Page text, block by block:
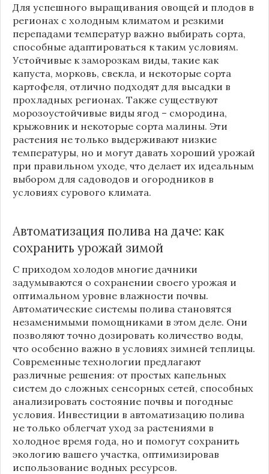
Для успешного выращивания овощей и плодов в
регионах с холодным климатом и резкими
перепадами температур важно выбирать сорта,
способные адаптироваться к таким условиям.
Устойчивые к заморозкам виды, такие как
капуста, морковь, свекла, и некоторые сорта
картофеля, отлично подходят для высадки в
прохладных регионах. Также существуют
морозоустойчивые виды ягод – смородина,
крыжовник и некоторые сорта малины. Эти
растения не только выдерживают низкие
температуры, но и могут давать хороший урожай
при правильном уходе, что делает их идеальным
выбором для садоводов и огородников в
условиях сурового климата.
Автоматизация полива на даче: как
сохранить урожай зимой
С приходом холодов многие дачники
задумываются о сохранении своего урожая и
оптимальном уровне влажности почвы.
Автоматические системы полива становятся
незаменимыми помощниками в этом деле. Они
позволяют точно дозировать количество воды,
что особенно важно в условиях зимней теплицы.
Современные технологии предлагают
различные решения: от простых капельных
систем до сложных сенсорных сетей, способных
анализировать состояние почвы и погодные
условия. Инвестиции в автоматизацию полива
не только облегчат уход за растениями в
холодное время года, но и помогут сохранить
экологию вашего участка, оптимизировав
использование водных ресурсов.